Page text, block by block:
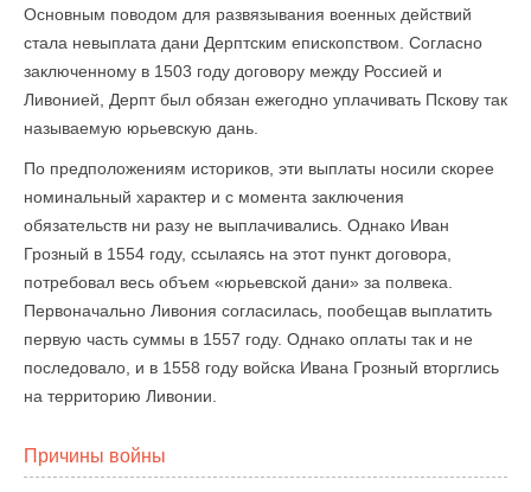
Основным поводом для развязывания военных действий
стала невыплата дани Дерптским епископством. Согласно
заключенному в 1503 году договору между Россией и
Ливонией, Дерпт был обязан ежегодно уплачивать Пскову так
называемую юрьевскую дань.
По предположениям историков, эти выплаты носили скорее
номинальный характер и с момента заключения
обязательств ни разу не выплачивались. Однако Иван
Грозный в 1554 году, ссылаясь на этот пункт договора,
потребовал весь объем «юрьевской дани» за полвека.
Первоначально Ливония согласилась, пообещав выплатить
первую часть суммы в 1557 году. Однако оплаты так и не
последовало, и в 1558 году войска Ивана Грозный вторглись
на территорию Ливонии.
Причины войны